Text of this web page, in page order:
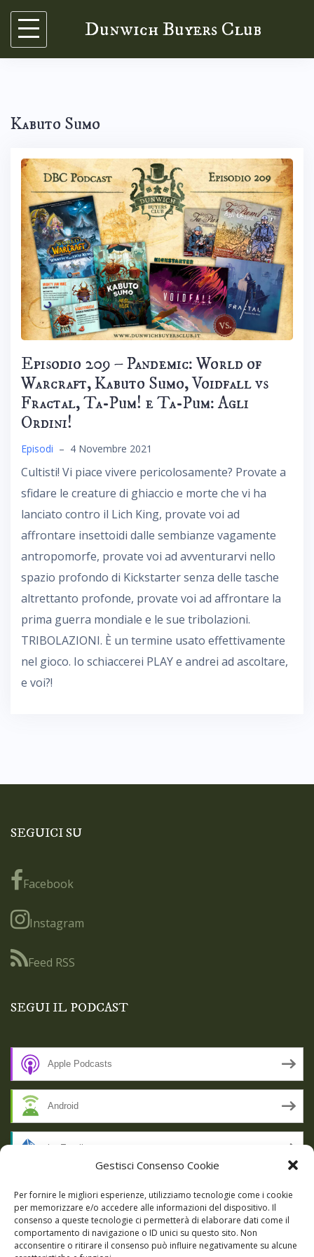
Gestisci Consenso Cookie
Per fornire le migliori esperienze, utilizziamo tecnologie come i cookie
per memorizzare e/o accedere alle informazioni del dispositivo. Il
consenso a queste tecnologie ci permetterà di elaborare dati come il
comportamento di navigazione o ID unici su questo sito. Non
acconsentire o ritirare il consenso può influire negativamente su alcune
Skip
content
Dunwich Buyers Club
Kabuto Sumo
Episodio 209 – Pandemic: World of
Warcraft, Kabuto Sumo, Voidfall vs
Fractal, Ta-Pum! e Ta-Pum: Agli
Ordini!
Episodi – 4 Novembre 2021
Cultisti! Vi piace vivere pericolosamente? Provate a
sfidare le creature di ghiaccio e morte che vi ha
lanciato contro il Lich King, provate voi ad
affrontare insettoidi dalle sembianze vagamente
antropomorfe, provate voi ad avventurarvi nello
spazio profondo di Kickstarter senza delle tasche
altrettanto profonde, provate voi ad affrontare la
prima guerra mondiale e le sue tribolazioni.
TRIBOLAZIONI. È un termine usato effettivamente
nel gioco. Io schiaccerei PLAY e andrei ad ascoltare,
e voi?!
SEGUICI SU
Facebook
Instagram
Feed RSS
SEGUI IL PODCAST
Apple Podcasts
Android
by Email
RSS
SSL SECURE